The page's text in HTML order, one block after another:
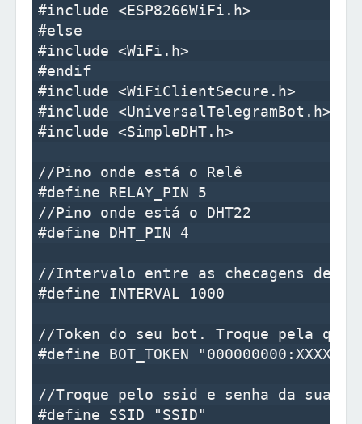
#include <ESP8266WiFi.h>
#else
#include <WiFi.h>
#endif
#include <WiFiClientSecure.h>
#include <UniversalTelegramBot.h>
#include <SimpleDHT.h>
//Pino onde está o Relê
#define RELAY_PIN 5
//Pino onde está o DHT22
#define DHT_PIN 4
//Intervalo entre as checagens de
#define INTERVAL 1000
//Token do seu bot. Troque pela que
#define BOT_TOKEN
//Troque pelo ssid e senha da sua
#define SSID "SSID"